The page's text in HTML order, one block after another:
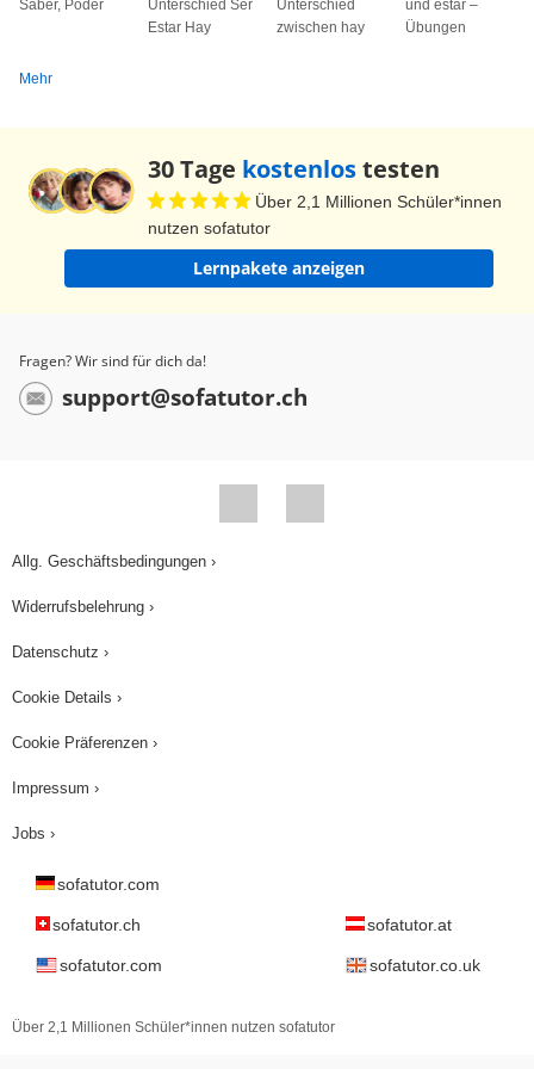
Saber, Poder
Unterschied Ser
Estar Hay
Unterschied
zwischen hay
und estar –
Übungen
Mehr
30 Tage kostenlostesten
Über 2,1 Millionen Schüler*innen
nutzen sofatutor
Lernpakete anzeigen
Fragen? Wir sind für dich da!
support@sofatutor.ch
Allg. Geschäftsbedingungen ›
Widerrufsbelehrung ›
Datenschutz ›
Cookie Details ›
Cookie Präferenzen ›
Impressum ›
Jobs ›
sofatutor.com
sofatutor.ch sofatutor.at
sofatutor.com sofatutor.co.uk
Über 2,1 Millionen Schüler*innen nutzen sofatutor